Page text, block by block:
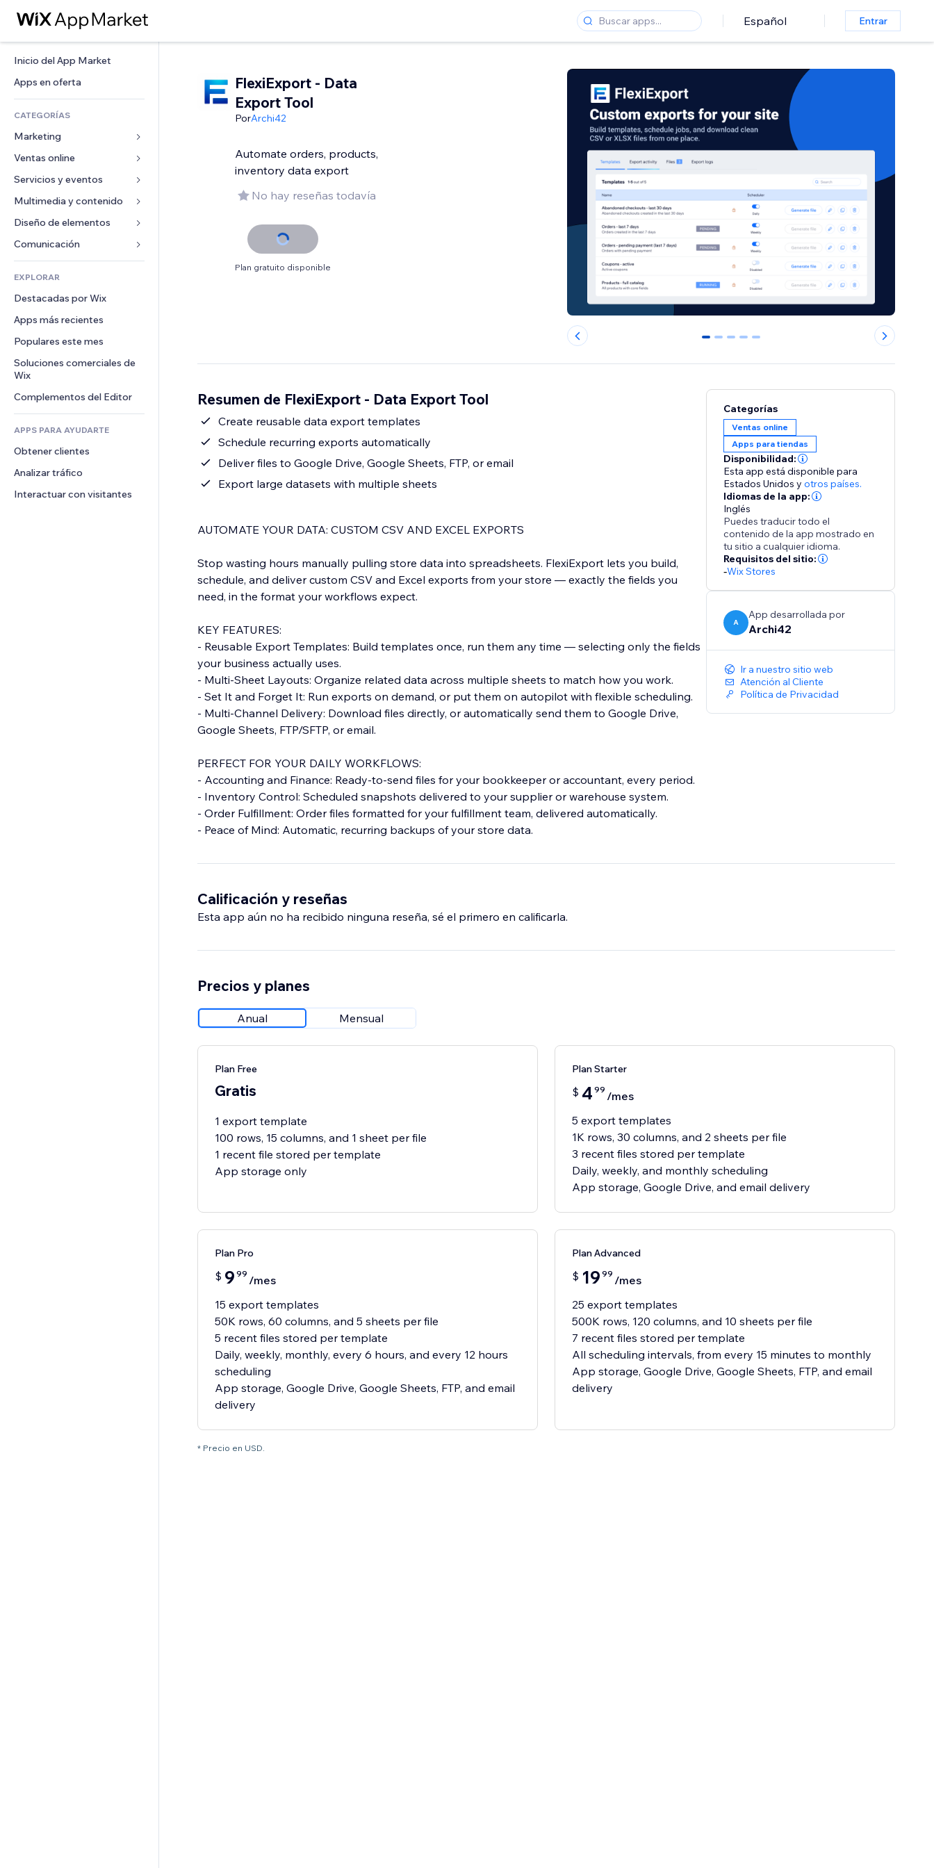
Español Entrar
Inicio del App Market
Apps en oferta
CATEGORÍAS
Marketing
Anuncios
Móvil
Analíticas
Anuncios del sitio
Email
Ventas online
Apps para tiendas
Envíos y entregas
Botones de venta
Contabilidad
Cupones y fidelización
Almacenamiento de mercancía
Crowdfunding
Alimentos y bebidas
Servicios y eventos
Hoteles
Eventos
Restaurantes
Inmobiliarias
Reservas
Multimedia y contenido
Galerías
Música
Pódcast
Fotografía
Video
PDF
Compartir archivos
Noticias
Servicios de contenido
Efectos de texto
Diseño de elementos
Mapas y navegación
Privacidad y seguridad
Reloj
Plantillas para páginas
Efectos de imágenes
Botones y menús
Banners e insignias
Calculadoras
Buscar
Formularios
Encuestas
Chat
Comentarios
Teléfono
Comunidad
Reseñas y testimonios
EXPLORAR
Destacadas por Wix
Apps más recientes
Populares este mes
Soluciones comerciales de
Wix
Complementos del Editor
APPS PARA AYUDARTE
Obtener clientes
Analizar tráfico
Interactuar con visitantes
FlexiExport - Data
Export Tool
PorArchi42
Automate orders, products,
inventory data export
No hay reseñas todavía
Plan gratuito disponible
0 1 2 3 4
Resumen de FlexiExport - Data Export Tool
Create reusable data export templates
Schedule recurring exports automatically
Deliver files to Google Drive, Google Sheets, FTP, or email
Export large datasets with multiple sheets
AUTOMATE YOUR DATA: CUSTOM CSV AND EXCEL EXPORTS
Stop wasting hours manually pulling store data into spreadsheets. FlexiExport lets you build,
schedule, and deliver custom CSV and Excel exports from your store — exactly the fields you
need, in the format your workflows expect.
KEY FEATURES:
- Reusable Export Templates: Build templates once, run them any time — selecting only the fields
your business actually uses.
- Multi-Sheet Layouts: Organize related data across multiple sheets to match how you work.
- Set It and Forget It: Run exports on demand, or put them on autopilot with flexible scheduling.
- Multi-Channel Delivery: Download files directly, or automatically send them to Google Drive,
Google Sheets, FTP/SFTP, or email.
PERFECT FOR YOUR DAILY WORKFLOWS:
- Accounting and Finance: Ready-to-send files for your bookkeeper or accountant, every period.
- Inventory Control: Scheduled snapshots delivered to your supplier or warehouse system.
- Order Fulfillment: Order files formatted for your fulfillment team, delivered automatically.
- Peace of Mind: Automatic, recurring backups of your store data.
Categorías
Ventas online
Apps para tiendas
Disponibilidad:
Esta app está disponible para
Estados Unidos y otros países.
Idiomas de la app:
Inglés
Puedes traducir todo el
contenido de la app mostrado en
tu sitio a cualquier idioma.
Requisitos del sitio:
-Wix Stores
A
App desarrollada por
Archi42
Ir a nuestro sitio web
Atención al Cliente
Política de Privacidad
Calificación y reseñas
Esta app aún no ha recibido ninguna reseña, sé el primero en calificarla.
Precios y planes
Anual Mensual
Plan Free
Gratis
1 export template
100 rows, 15 columns, and 1 sheet per file
1 recent file stored per template
App storage only
Plan Starter
$ 4 99 /mes
5 export templates
1K rows, 30 columns, and 2 sheets per file
3 recent files stored per template
Daily, weekly, and monthly scheduling
App storage, Google Drive, and email delivery
Plan Pro
$ 9 99 /mes
15 export templates
50K rows, 60 columns, and 5 sheets per file
5 recent files stored per template
Daily, weekly, monthly, every 6 hours, and every 12 hours
scheduling
App storage, Google Drive, Google Sheets, FTP, and email
delivery
Plan Advanced
$ 19 99 /mes
25 export templates
500K rows, 120 columns, and 10 sheets per file
7 recent files stored per template
All scheduling intervals, from every 15 minutes to monthly
App storage, Google Drive, Google Sheets, FTP, and email
delivery
* Precio en USD.